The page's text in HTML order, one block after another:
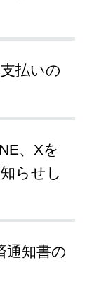
払いの
、Xを
らせし
通知書の